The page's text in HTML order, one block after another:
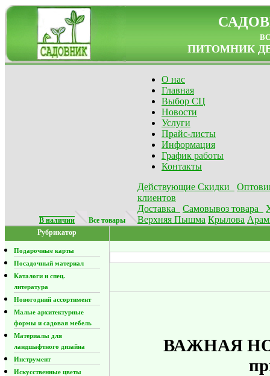
ПИТОМНИК
В наличии Все товары
О нас
Главная
Выбор СЦ
Новости
Услуги
Прайс-листы
Информация
График работы
Контакты
Действующие Скидки
клиентов
Доставка
Самовывоз товара
Верхняя Пышма Крылова
Рубрикатор
Подарочные карты
Посадочный материал
Каталоги и спец.
литература
Новогодний ассортимент
Малые архитектурные
формы и садовая мебель
Материалы для
ландшафтного дизайна
Инструмент
Искусственные цветы
ВАЖНАЯ